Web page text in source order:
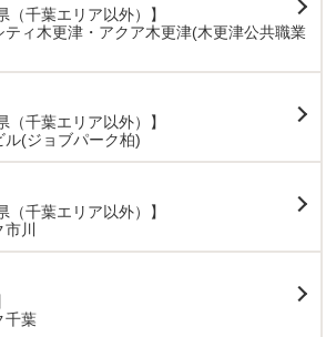
（千葉エリア以外）】
ティ木更津・アクア木更津(木更津公共職業
（千葉エリア以外）】
ル(ジョブパーク柏)
（千葉エリア以外）】
川
千葉